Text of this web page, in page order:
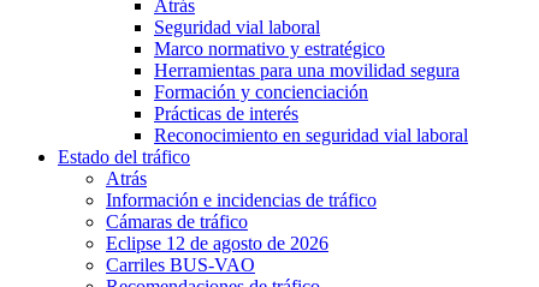
Atrás
Seguridad vial laboral
Marco normativo y estratégico
Herramientas para una movilidad segura
Formación y concienciación
Prácticas de interés
Reconocimiento en seguridad vial laboral
Estado del tráfico
Atrás
Información e incidencias de tráfico
Cámaras de tráfico
Eclipse 12 de agosto de 2026
Carriles BUS-VAO